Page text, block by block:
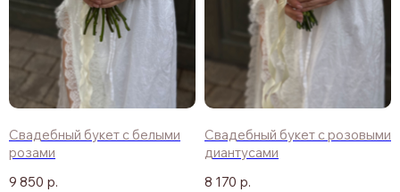
Свадебный букет с белыми
розами
9 850 р.
Свадебный букет с розовыми
диантусами
8 170 р.